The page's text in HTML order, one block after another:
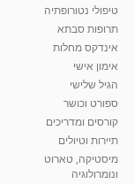
10:17
01:37
01:46
טיפולי נטורופתיה
תרופות סבתא
אינדקס מחלות
אימון אישי
הגיל שלישי
ספורט וכושר
קורסים ומדריכים
תיירות וטיולים
מיסטיקה, טארוט
ונומרולוגיה